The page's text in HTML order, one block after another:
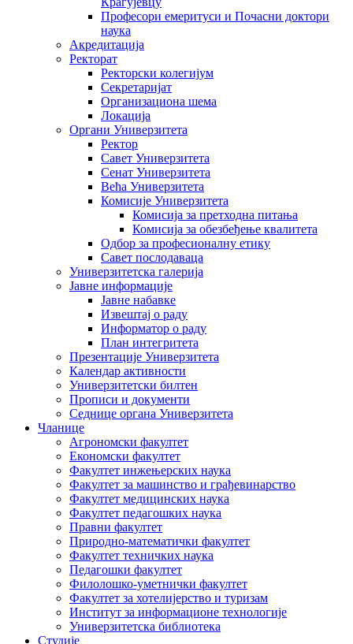
Професори емеритуси и Почасни доктори
наука
Акредитација
Ректорат
Ректорски колегијум
Секретаријат
Организациона шема
Локација
Органи Универзитета
Ректор
Савет Универзитета
Сенат Универзитета
Већа Универзитета
Комисије Универзитета
Комисија за претходна питања
Комисија за обезбеђење квалитета
Одбор за професионалну етику
Савет послодаваца
Универзитетска галерија
Јавне информације
Јавне набавке
Извештај о раду
Информатор о раду
План интегритета
Презентације Универзитета
Календар активности
Универзитетски билтен
Прописи и документи
Седнице органа Универзитета
Чланице
Агрономски факултет
Економски факултет
Факултет инжењерских наука
Факултет за машинство и грађевинарство
Факултет медицинских наука
Факултет педагошких наука
Правни факултет
Природно-математички факултет
Факултет техничких наука
Педагошки факултет
Филолошко-уметнички факултет
Факултет за хотелијерство и туризам
Институт за информационе технологије
Универзитетска библиотека
Студије